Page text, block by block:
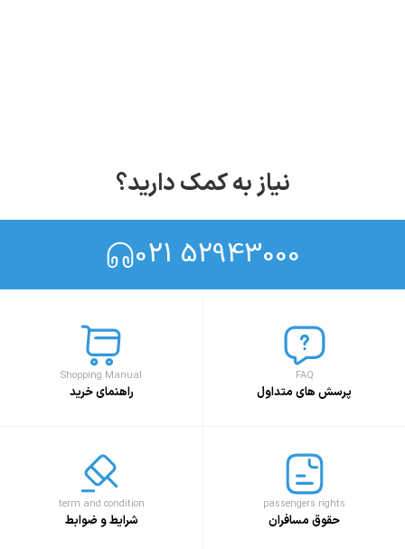
نیاز به کمک دارید؟
021 52943000
FAQ
پرسش های متداول
Shopping Manual
راهنمای خرید
passengers rights
حقوق مسافران
term and condition
شرایط و ضوابط